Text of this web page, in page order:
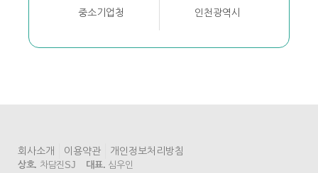
중소기업청 인천광역시
회사소개 이용약관 개인정보처리방침
상호. 차담진SJ 대표. 심우인